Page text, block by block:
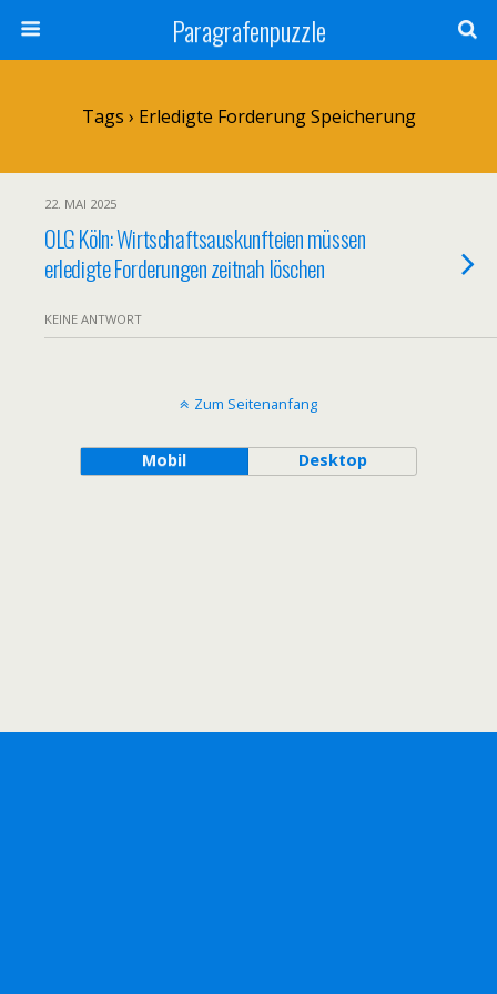
Paragrafenpuzzle
Tags › Erledigte Forderung Speicherung
22. MAI 2025
OLG Köln: Wirtschaftsauskunfteien müssen
erledigte Forderungen zeitnah löschen
KEINE ANTWORT
Zum Seitenanfang
Mobil Desktop